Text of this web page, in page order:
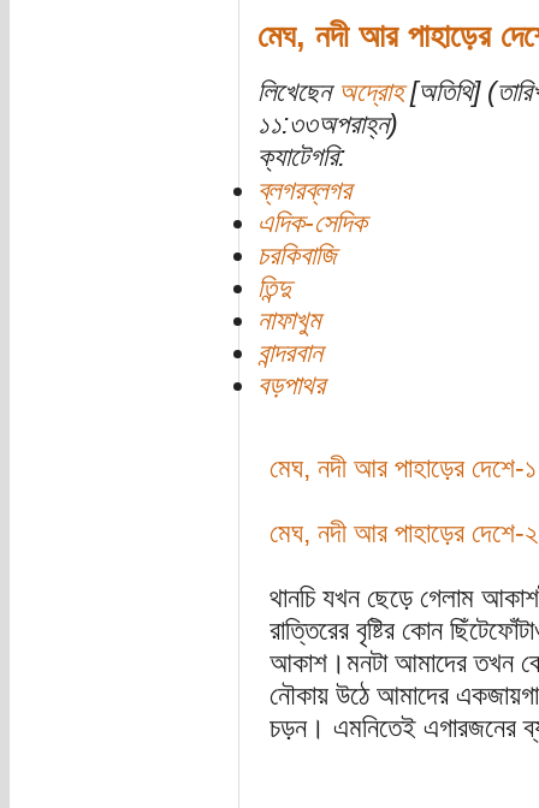
মেঘ, নদী আর পাহাড়ের
লিখেছেন অদ্রোহ[অতিথি]
১১:৩৩অপরাহ্ন)
ক্যাটেগরি:
ব্লগরব্লগর
এদিক-সেদিক
চরকিবাজি
তিন্দু
নাফাখুম
বান্দরবান
বড়পাথর
মেঘ, নদী আর পাহাড়ের দেশে-১
মেঘ, নদী আর পাহাড়ের দেশে-২
থানচি যখন ছেড়ে গেলাম
রাত্তিরের বৃষ্টির কোন
আকাশ।মনটা আমাদের তখন
নৌকায় উঠে আমাদের
চড়ন। এমনিতেই এগারজনের